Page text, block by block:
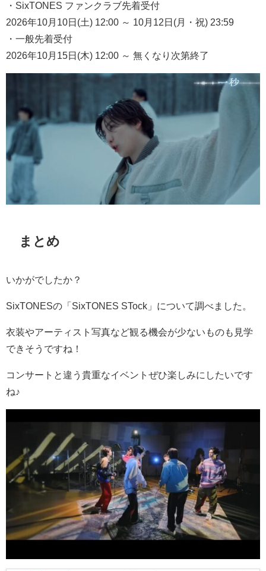
・SixTONES ファンクラブ先着受付
2026年10月10日(土) 12:00 ～ 10月12日(月・祝) 23:59
・一般先着受付
2026年10月15日(木) 12:00 ～ 無くなり次第終了
まとめ
いかがでしたか？
SixTONESの「SixTONES STock」について調べました。
衣装やアーティスト写真など観る機会が少ないものも見学
できそうですね！
コンサートと違う貴重なイベントぜひ楽しみにしたいです
ね♪